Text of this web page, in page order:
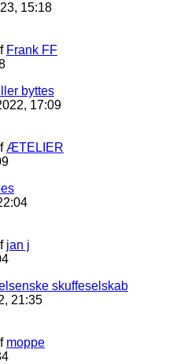
15:18
Frank FF
byttes
17:09
ÆTELIER
jan j
skuffeselskab
21:35
moppe